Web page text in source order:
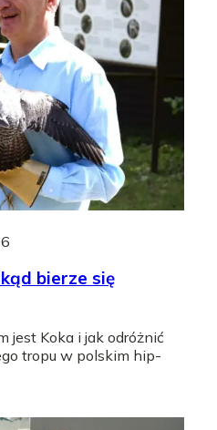
bierze się
jest Koka i jak odróżnić
tropu w polskim hip-